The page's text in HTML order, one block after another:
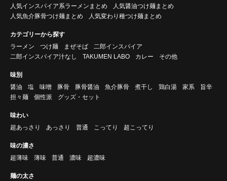
人気インスパイア系ラーメンまとめ
人気醤油つけ麺まとめ
人気魚介豚骨つけ麺まとめ
人気変わり種つけ麺まとめ
カテゴリーから探す
ラーメン
つけ麺 まぜそば
二郎インスパイア
二郎インスパイア汁なし
TAKUMEN LABO カレー その他
味別
醤油
塩 味噌 豚骨 豚骨醤油 魚介豚骨 煮干し 鶏白湯 家系
旨辛
担々麺
個性派 グッズ・セット
味わい
超あっさり
あっさり 普通 こってり 超こってり
味の濃さ
超薄味
薄味 普通 濃味 超濃味
麺の太さ